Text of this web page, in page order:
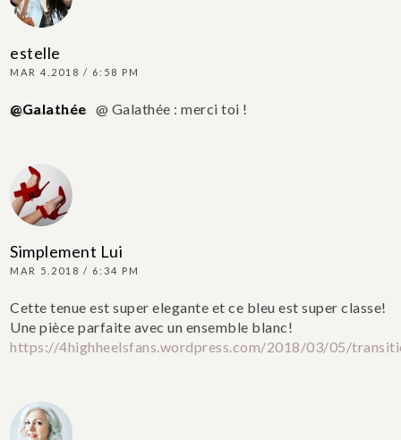
estelle
MAR 4.2018 / 6:58 PM
@Galathée @ Galathée : merci toi !
Simplement Lui
MAR 5.2018 / 6:34 PM
Cette tenue est super elegante et ce bleu est super classe!
Une pièce parfaite avec un ensemble blanc!
https://4highheelsfans.wordpress.com/2018/03/05/